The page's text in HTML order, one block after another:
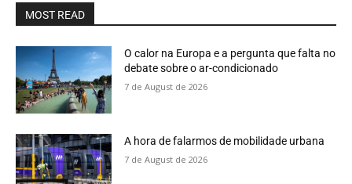
MOST READ
O calor na Europa e a pergunta que falta no
debate sobre o ar-condicionado
7 de August de 2026
A hora de falarmos de mobilidade urbana
7 de August de 2026